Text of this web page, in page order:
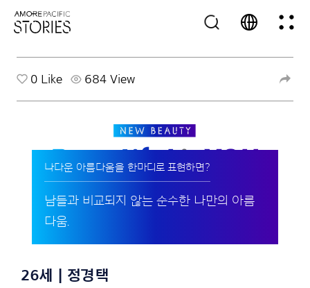
0 Like 684 View
나다운 아름다움을 한마디로 표현하면?
남들과 비교되지 않는 순수한 나만의 아름
다움.
26세 | 정경택